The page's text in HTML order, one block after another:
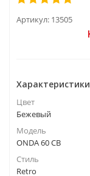
Артикул: 13505
Характеристики
Цвет
Бежевый
Модель
ONDA 60 CB
Стиль
Retro